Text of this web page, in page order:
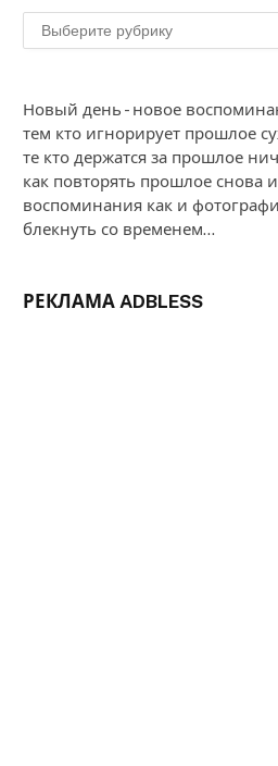
Рубрики
Новый день - новое
тем кто игнорирует прошлое
те кто держатся за прошлое
как повторять прошлое снова
воспоминания как и
блекнуть со временем...
РЕКЛАМА ADBLESS